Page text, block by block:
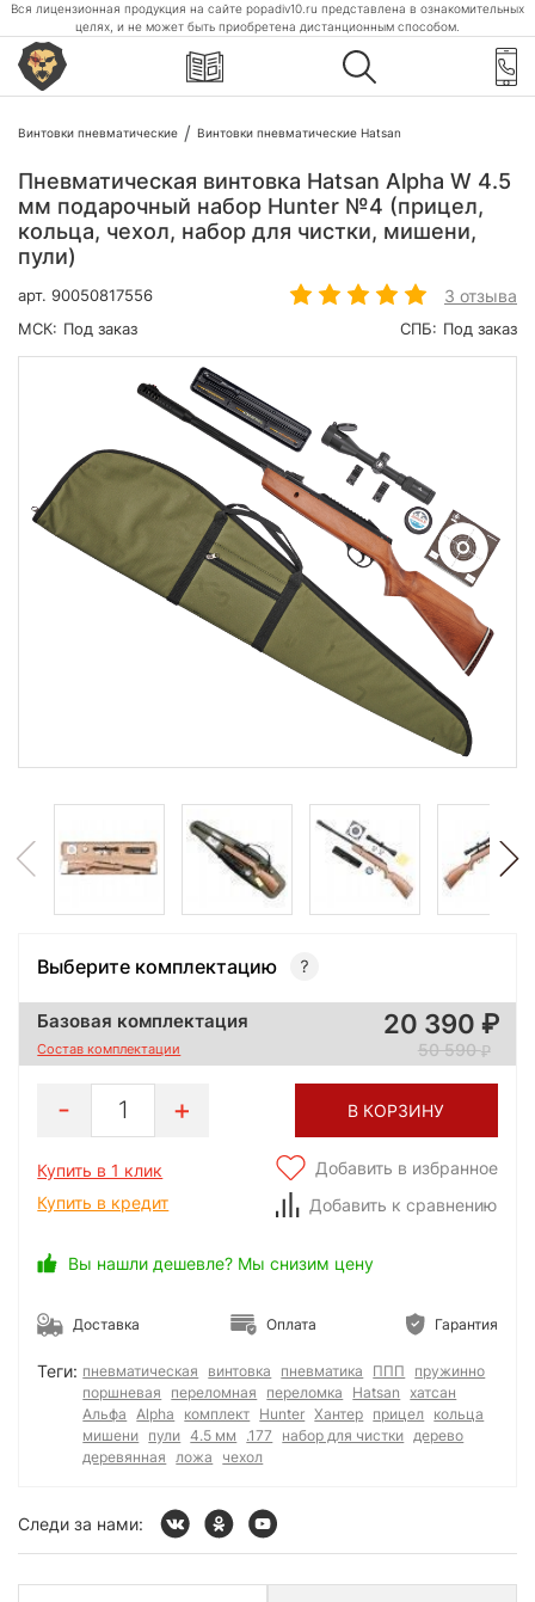
Вся лицензионная продукция на сайте popadiv10.ru представлена в ознакомительных
целях, и не может быть приобретена дистанционным способом.
Винтовки пневматические Винтовки пневматические Hatsan
Пневматическая винтовка Hatsan Alpha W 4.5
мм подарочный набор Hunter №4 (прицел,
кольца, чехол, набор для чистки, мишени,
пули)
арт. 90050817556 3 отзыва
МСК: Под заказ СПБ: Под заказ
Выберите комплектацию
Базовая комплектация
Состав комплектации
20 390
50 590
1 В КОРЗИНУ
Купить в 1 клик
Купить в кредит
Добавить в избранное
Добавить к сравнению
Вы нашли дешевле? Мы снизим цену
Доставка Оплата Гарантия
Теги: пневматическая винтовка пневматика ППП
пружинно
поршневая
переломная переломка Hatsan
хатсан
Альфа
Alpha комплект Hunter Хантер прицел
кольца
мишени пули 4.5 мм .177 набор для чистки дерево
деревянная
ложа чехол
Следи за нами: